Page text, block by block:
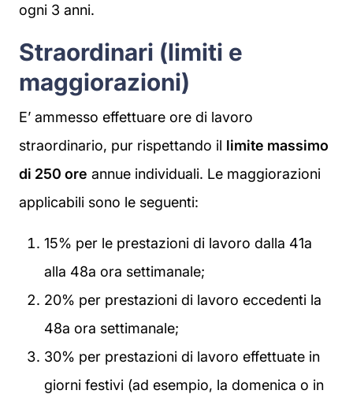
ogni 3 anni.
Straordinari (limiti e
maggiorazioni)
E’ ammesso effettuare ore di lavoro
straordinario, pur rispettando il limite massimo
di 250 ore annue individuali. Le maggiorazioni
applicabili sono le seguenti:
15% per le prestazioni di lavoro dalla 41a
alla 48a ora settimanale;
20% per prestazioni di lavoro eccedenti la
48a ora settimanale;
30% per prestazioni di lavoro effettuate in
giorni festivi (ad esempio, la domenica o in